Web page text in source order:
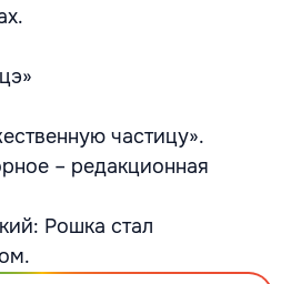
частицу».
– редакционная
Рошка стал